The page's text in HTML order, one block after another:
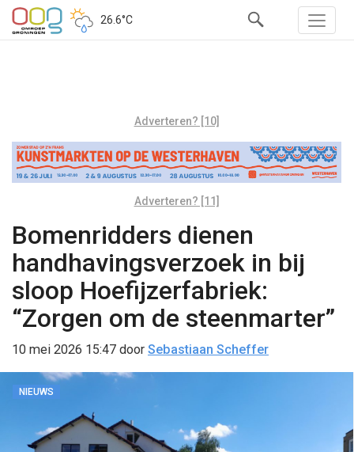
26.6°C
Adverteren? [10]
Adverteren? [11]
Bomenridders dienen
handhavingsverzoek in bij
sloop Hoefijzerfabriek:
“Zorgen om de steenmarter”
10 mei 2026 15:47 door Sebastiaan Scheffer
NIEUWS